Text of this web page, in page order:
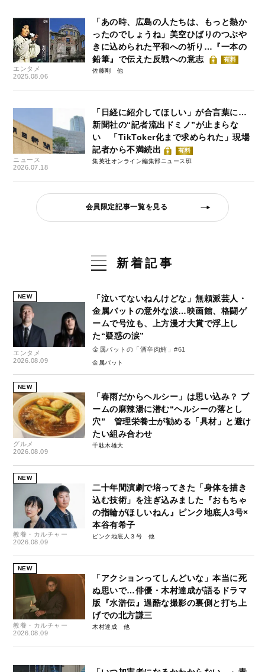
エンタメ
2025.08.06
「あの時、広島の人たちは、もっと熱か
ったのでしょうね」美空ひばりのつぶや
きに込められた平和への祈り…『一本の
鉛筆』で伝えた反戦への意志
有料
佐藤剛
ニュース
2026.07.18
「日経に紹介してほしい」が合言葉に…
新聞社の“記者流出ドミノ”が止まらな
い 「TikToker化まで求められた」現場
記者から不満続出
有料
集英社オンライン編集部ニュース班
会員限定記事一覧を見る
新着記事
NEW
エンタメ
2026.08.09
「泣いてないねんけどな」無頼派芸人・
金属バットの意外な涙…映画館、格闘ゲ
ームで号泣も、上方漫才大賞で浮上し
た“疑惑の涙”
金属バットの「酒辛肉鮪」#61
金属バット
NEW
グルメ
2026.08.09
「春雨だからヘルシー」は思い込み？ ブ
ームの麻辣湯に潜む“ヘルシーの落とし
穴” 管理栄養士が勧める「具材」と避け
たい組み合わせ
千駄木雄大
NEW
教養・カルチャー
2026.08.09
二十年間演劇で培ってきた「身体を描き
込む技術」を注ぎ込みました『おもちゃ
の指輪がほしいねん』ピンク地底人3号×
本谷有希子
ピンク地底人３号
NEW
教養・カルチャー
2026.08.09
「アクションってしんどいな」本当に死
ぬ思いで…俳優・木村達成が語るドラマ
版『水滸伝』過酷な撮影の裏側と打ち上
げでの北方謙三
木村達成